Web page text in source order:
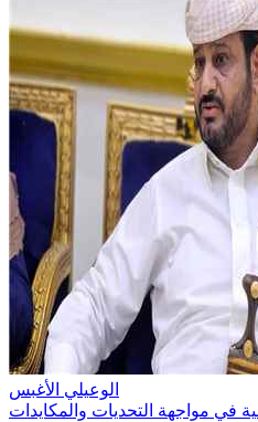
الوعيلي الأغبس
في مواجهة التحديات والمكايدات